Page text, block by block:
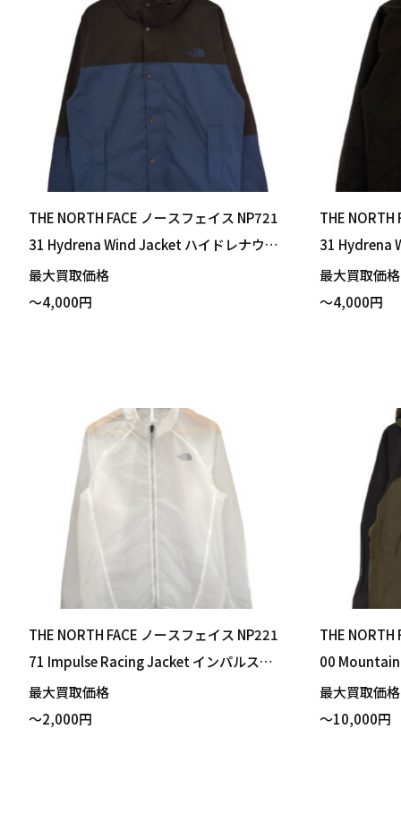
THE NORTH FACE ノースフェイス NP721
31 Hydrena Wind Jacket ハイドレナウィ
ンドジャケット マウンテンブルー Mサイ
ズ 買い取りました！
最大買取価格
～4,000円
THE NORTH
31 Hydrena
ンドジャケ
りました！
最大買取価
～4,000円
THE NORTH FACE ノースフェイス NP221
71 Impulse Racing Jacket インパルスレ
ーシングジャケット クリア ホワイト Lサ
イズ 買い取りました！
最大買取価格
～2,000円
THE NORTH
00
ト マウンテ
い取りまし
最大買取価
～10,000円